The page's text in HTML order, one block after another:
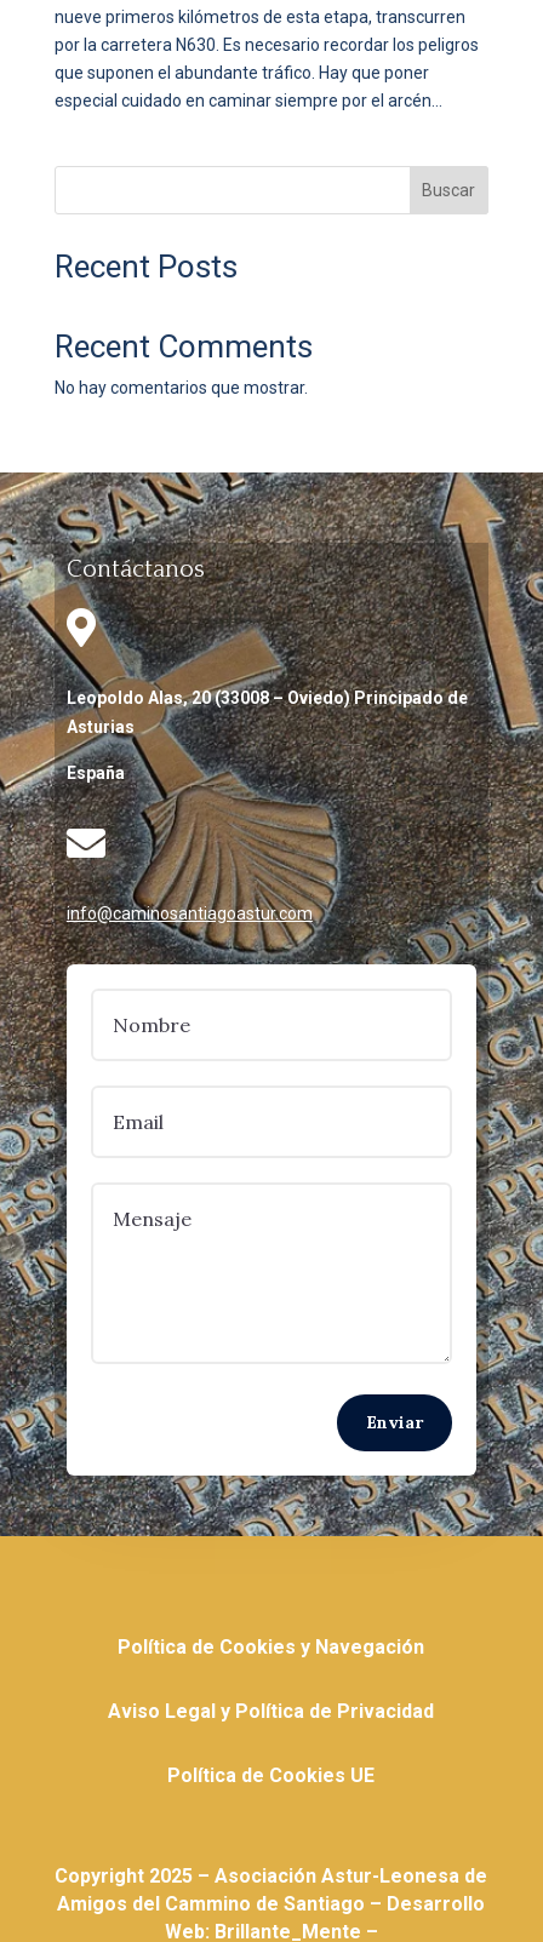
nueve primeros kilómetros de esta etapa, transcurren
por la carretera N630. Es necesario recordar los peligros
que suponen el abundante tráfico. Hay que poner
especial cuidado en caminar siempre por el arcén...
Buscar
Recent Posts
Recent Comments
No hay comentarios que mostrar.
Contáctanos

Leopoldo Alas, 20 (33008 – Oviedo) Principado de
Asturias
España

info@caminosantiagoastur.com
Enviar
Política de Cookies y Navegación
Aviso Legal y Política de Privacidad
Política de Cookies UE
Copyright 2025 – Asociación Astur-Leonesa de
Amigos del Cammino de Santiago – Desarrollo
Web: Brillante_Mente –